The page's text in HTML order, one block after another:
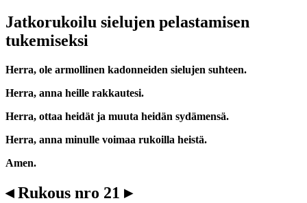
Jatkorukoilu sielujen pelastamisen
tukemiseksi
Herra, ole armollinen kadonneiden sielujen suhteen.
Herra, anna heille rakkautesi.
Herra, ottaa heidät ja muuta heidän sydämensä.
Herra, anna minulle voimaa rukoilla heistä.
Amen.
◂ Rukous nro 21 ▸